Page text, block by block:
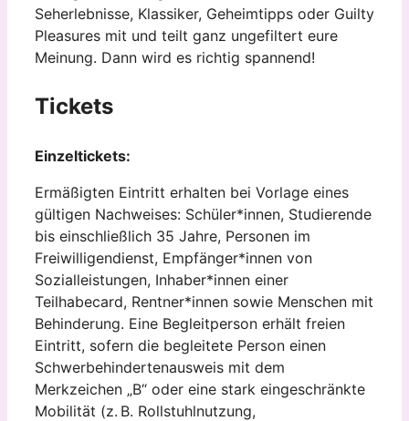
Seherlebnisse, Klassiker, Geheimtipps oder Guilty
Pleasures mit und teilt ganz ungefiltert eure
Meinung. Dann wird es richtig spannend!
Tickets
Einzeltickets:
Ermäßigten Eintritt erhalten bei Vorlage eines
gültigen Nachweises: Schüler*innen, Studierende
bis einschließlich 35 Jahre, Personen im
Freiwilligendienst, Empfänger*innen von
Sozialleistungen, Inhaber*innen einer
Teilhabecard, Rentner*innen sowie Menschen mit
Behinderung. Eine Begleitperson erhält freien
Eintritt, sofern die begleitete Person einen
Schwerbehindertenausweis mit dem
Merkzeichen „B“ oder eine stark eingeschränkte
Mobilität (z. B. Rollstuhlnutzung,